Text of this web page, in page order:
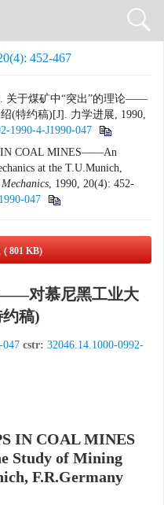
452-467
关于煤矿中“突出”的理论——
(特约稿)[J]. 力学进展, 1990,
1990-4-J1990-047
IN COAL MINES——An
at the T.U.Munich,
, 1990, 20(4): 452-
047
( 801 KB)
——对慕尼黑工业大
稿)
047 cstr: 32046.14.1000-0992-
IN COAL MINES
Study of Mining
F.R.Germany